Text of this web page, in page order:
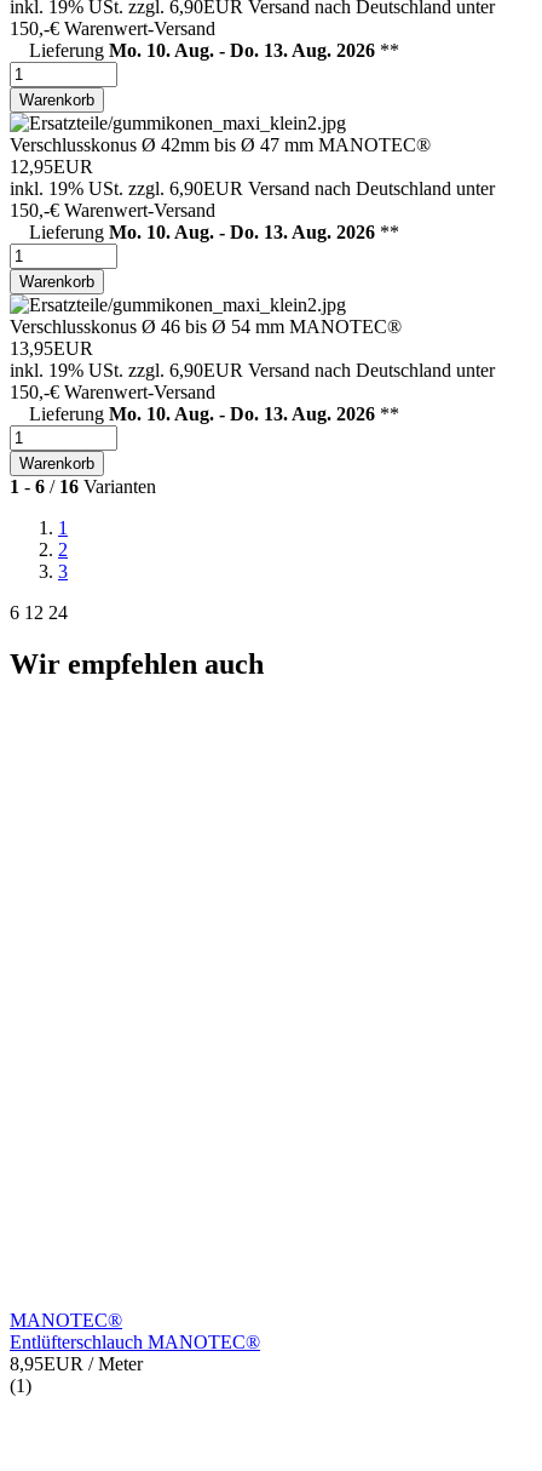
inkl. 19% USt. zzgl. 6,90EUR Versand nach Deutschland unter
150,-€ Warenwert-Versand
Lieferung Mo. 10. Aug. - Do. 13. Aug. 2026 **
Warenkorb
Verschlusskonus Ø 42mm bis Ø 47 mm MANOTEC®
12,95EUR
inkl. 19% USt. zzgl. 6,90EUR Versand nach Deutschland unter
150,-€ Warenwert-Versand
Lieferung Mo. 10. Aug. - Do. 13. Aug. 2026 **
Warenkorb
Verschlusskonus Ø 46 bis Ø 54 mm MANOTEC®
13,95EUR
inkl. 19% USt. zzgl. 6,90EUR Versand nach Deutschland unter
150,-€ Warenwert-Versand
Lieferung Mo. 10. Aug. - Do. 13. Aug. 2026 **
Warenkorb
1 - 6 / 16 Varianten
1
2
3
6 12 24
Wir empfehlen auch
MANOTEC®
Entlüfterschlauch MANOTEC®
8,95EUR / Meter
(1)